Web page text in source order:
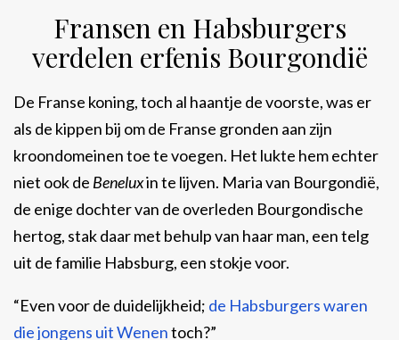
Fransen en Habsburgers
verdelen erfenis Bourgondië
De Franse koning, toch al haantje de voorste, was er
als de kippen bij om de Franse gronden aan zijn
kroondomeinen toe te voegen. Het lukte hem echter
niet ook de Beneluxin te lijven. Maria van Bourgondië,
de enige dochter van de overleden Bourgondische
hertog, stak daar met behulp van haar man, een telg
uit de familie Habsburg, een stokje voor.
“Even voor de duidelijkheid; de Habsburgers waren
die jongens uit Wenentoch?”